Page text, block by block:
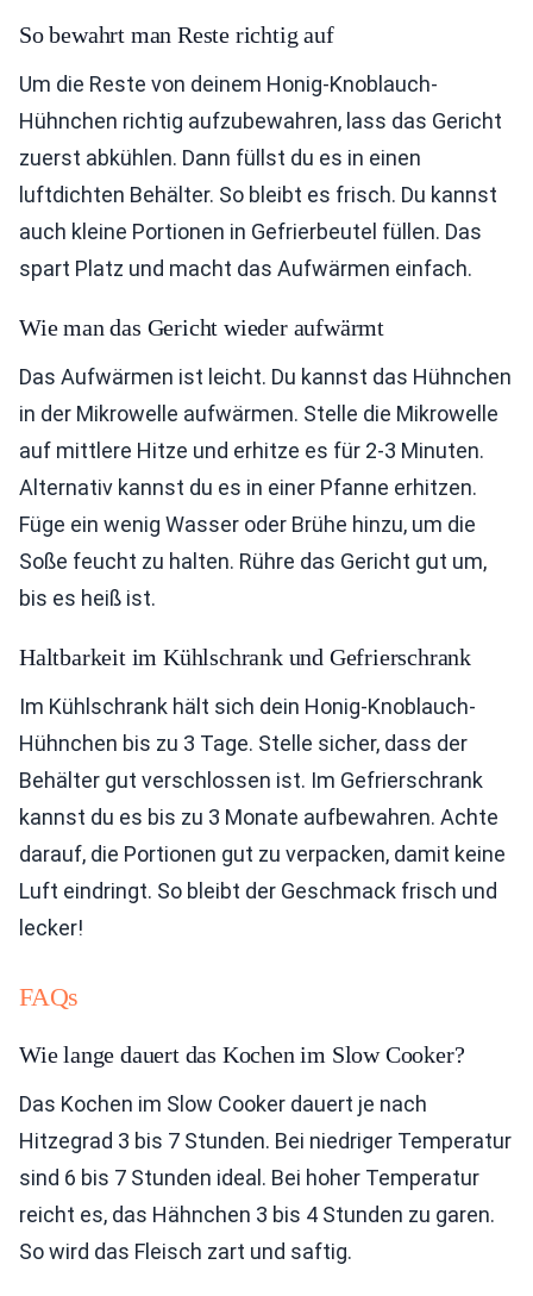
So bewahrt man Reste richtig auf
Um die Reste von deinem Honig-Knoblauch-
Hühnchen richtig aufzubewahren, lass das Gericht
zuerst abkühlen. Dann füllst du es in einen
luftdichten Behälter. So bleibt es frisch. Du kannst
auch kleine Portionen in Gefrierbeutel füllen. Das
spart Platz und macht das Aufwärmen einfach.
Wie man das Gericht wieder aufwärmt
Das Aufwärmen ist leicht. Du kannst das Hühnchen
in der Mikrowelle aufwärmen. Stelle die Mikrowelle
auf mittlere Hitze und erhitze es für 2-3 Minuten.
Alternativ kannst du es in einer Pfanne erhitzen.
Füge ein wenig Wasser oder Brühe hinzu, um die
Soße feucht zu halten. Rühre das Gericht gut um,
bis es heiß ist.
Haltbarkeit im Kühlschrank und Gefrierschrank
Im Kühlschrank hält sich dein Honig-Knoblauch-
Hühnchen bis zu 3 Tage. Stelle sicher, dass der
Behälter gut verschlossen ist. Im Gefrierschrank
kannst du es bis zu 3 Monate aufbewahren. Achte
darauf, die Portionen gut zu verpacken, damit keine
Luft eindringt. So bleibt der Geschmack frisch und
lecker!
FAQs
Wie lange dauert das Kochen im Slow Cooker?
Das Kochen im Slow Cooker dauert je nach
Hitzegrad 3 bis 7 Stunden. Bei niedriger Temperatur
sind 6 bis 7 Stunden ideal. Bei hoher Temperatur
reicht es, das Hähnchen 3 bis 4 Stunden zu garen.
So wird das Fleisch zart und saftig.